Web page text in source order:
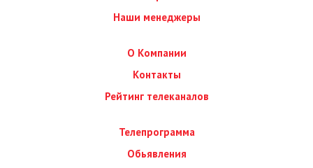
Наши менеджеры
О Компании
Контакты
Рейтинг телеканалов
Телепрограмма
Обьявления